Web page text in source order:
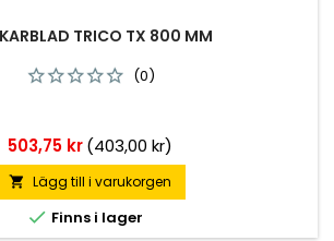
TRICO TX 800 MM
(0)
Pris
503,75 kr (403,00 kr)
 Lägg till i varukorgen
 Finns i lager